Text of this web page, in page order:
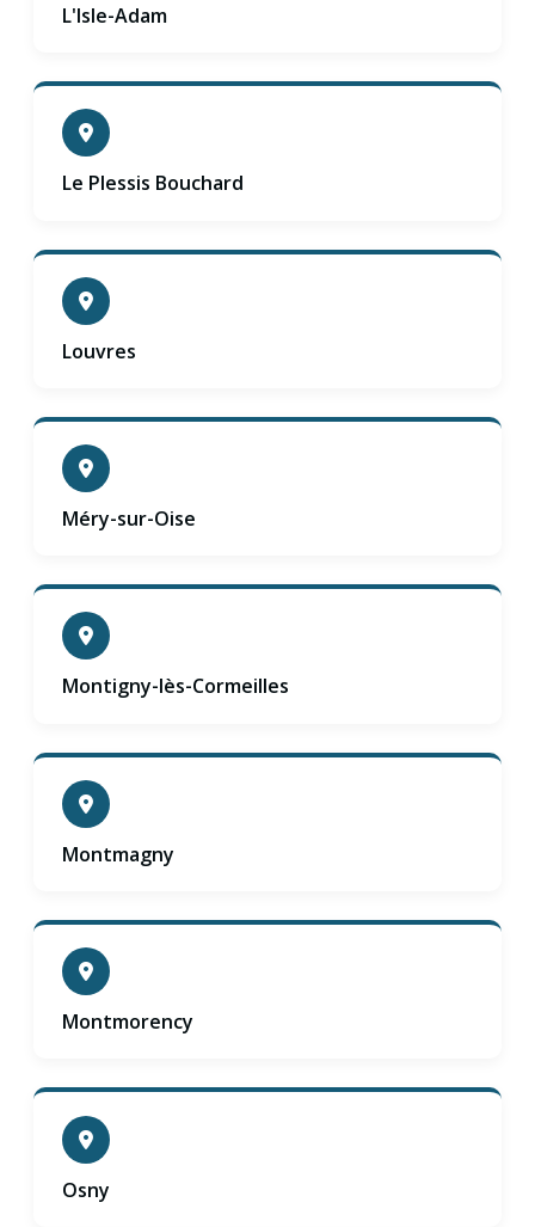
L'Isle-Adam
Le Plessis Bouchard
Louvres
Méry-sur-Oise
Montigny-lès-Cormeilles
Montmagny
Montmorency
Osny